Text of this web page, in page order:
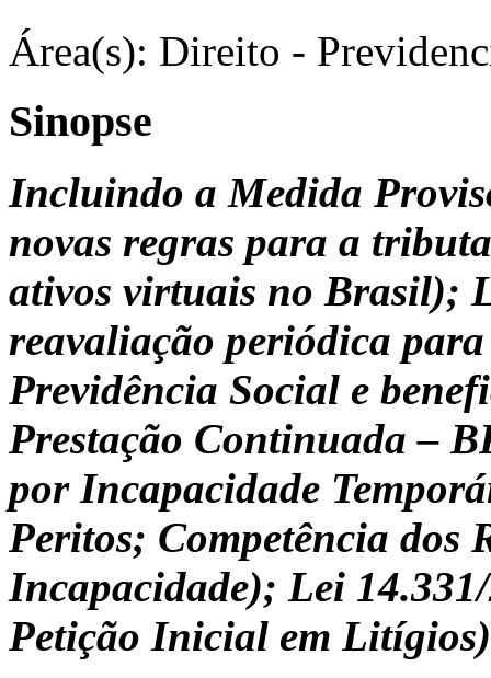
Área(s): Direito -
Sinopse
Incluindo a Medida
novas regras para a
ativos virtuais no Brasil);
reavaliação periódica
Previdência Social e
Prestação Continuada –
por Incapacidade
Peritos; Competência dos
Incapacidade); Lei
Petição Inicial em Litígios)